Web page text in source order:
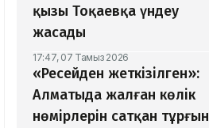
қызы Тоқаевқа үндеу
жасады
17:47, 07 Тамыз 2026
«Ресейден жеткізілген»:
Алматыда жалған көлік
нөмірлерін сатқан тұрғын